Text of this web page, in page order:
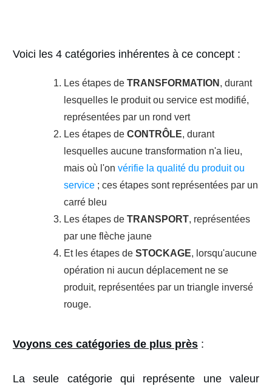
Voici les 4 catégories inhérentes à ce concept :
Les étapes de TRANSFORMATION , durant
lesquelles le produit ou service est modifié,
représentées par un rond vert
Les étapes de CONTRÔLE, durant
lesquelles aucune transformation n'a lieu,
mais où l'on vérifie la qualité du produit ou
service ; ces étapes sont représentées par un
carré bleu
Les étapes de TRANSPORT, représentées
par une flèche jaune
Et les étapes de STOCKAGE, lorsqu'aucune
opération ni aucun déplacement ne se
produit, représentées par un triangle inversé
rouge.
Voyons ces catégories de plus près :
La seule catégorie qui représente une valeur